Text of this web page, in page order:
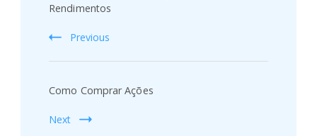
Rendimentos
Previous
Como Comprar Ações
Next